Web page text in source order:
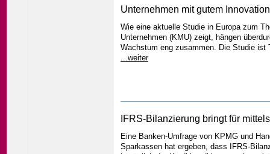
Unternehmen mit gutem
Wie eine aktuelle Studie in Europa zum
Unternehmen (KMU) zeigt, hängen
Wachstum eng zusammen. Die Studie ist
...weiter
IFRS-Bilanzierung bringt für
Eine Banken-Umfrage von KPMG und
Sparkassen hat ergeben, dass IFRS-